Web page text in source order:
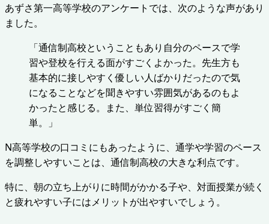
あずさ第一高等学校のアンケートでは、次のような声があり
ました。
「通信制高校ということもあり自分のペースで学
習や登校を行える面がすごくよかった。先生方も
基本的に接しやすく優しい人ばかりだったので気
になることなどを聞きやすい雰囲気があるのもよ
かったと感じる。また、単位習得がすごく簡
単。」
N高等学校の口コミにもあったように、通学や学習のペース
を調整しやすいことは、通信制高校の大きな利点です。
特に、朝の立ち上がりに時間がかかる子や、対面授業が続く
と疲れやすい子にはメリットが出やすいでしょう。